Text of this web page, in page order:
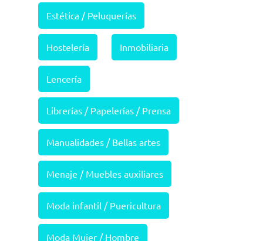
Estética / Peluquerías
Hostelería Inmobiliaria
Lencería
Librerías / Papelerías / Prensa
Manualidades / Bellas artes
Menaje / Muebles auxiliares
Moda infantil / Puericultura
Moda Mujer / Hombre